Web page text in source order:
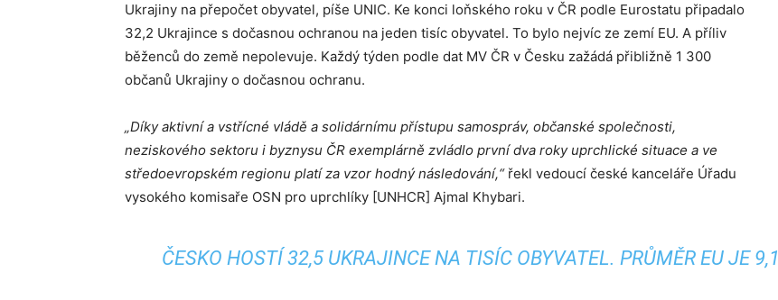
Ukrajiny na přepočet obyvatel, píše UNIC. Ke konci loňského roku v ČR podle Eurostatu připadalo
32,2 Ukrajince s dočasnou ochranou na jeden tisíc obyvatel. To bylo nejvíc ze zemí EU. A příliv
běženců do země nepolevuje. Každý týden podle dat MV ČR v Česku zažádá přibližně 1 300
občanů Ukrajiny o dočasnou ochranu.
„Díky aktivní a vstřícné vládě a solidárnímu přístupu samospráv, občanské společnosti,
neziskového sektoru i byznysu ČR exemplárně zvládlo první dva roky uprchlické situace a ve
středoevropském regionu platí za vzor hodný následování,“řekl vedoucí české kanceláře Úřadu
vysokého komisaře OSN pro uprchlíky [UNHCR] Ajmal Khybari.
ČESKO HOSTÍ 32,5 UKRAJINCE NA TISÍC OBYVATEL. PRŮMĚR EU JE 9,1